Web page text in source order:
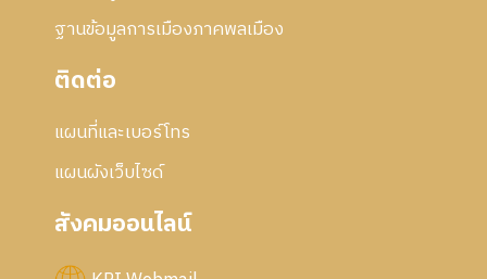
ฐานข้อมูลการเมืองภาคพลเมือง
ติดต่อ
แผนที่และเบอร์โทร
แผนผังเว็บไซด์
สังคมออนไลน์